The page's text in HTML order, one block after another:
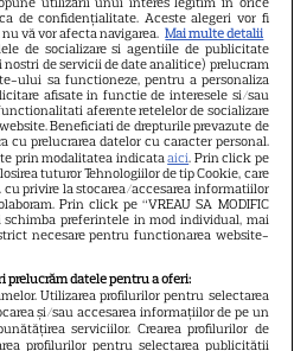
mondene
Elle
Unica
practice
NE PE
de confidențialitate. Aceste alegeri vor fi
vă vor afecta navigarea. Mai multe detalii
de socializare si agentiile de publicitate
de servicii de date analitice) prelucram
ului sa functioneze, pentru a personaliza
afisate in functie de interesele si/sau
aferente retelelor de socializare
Beneficiati de drepturile prevazute de
cu prelucrarea datelor cu caracter personal.
prin modalitatea indicataaici. Prin click pe
tuturor Tehnologiilor de tip Cookie, care
privire la stocarea/accesarea informatiilor
Prin click pe “VREAU SA MODIFIC
schimba preferintele in mod individual, mai
necesare pentru functionarea website-
prelucrăm datele pentru a oferi:
Utilizarea profilurilor pentru selectarea
și/sau accesarea informațiilor de pe un
serviciilor. Crearea profilurilor de
profilurilor pentru selectarea publicității